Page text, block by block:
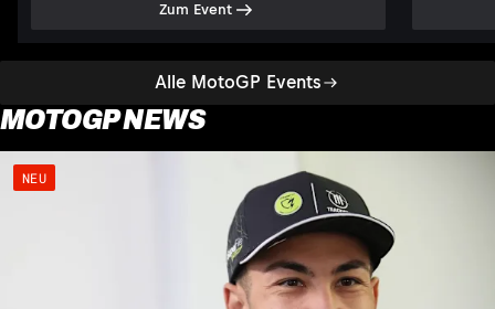
Alle MotoGP Events
Zum Event
MOTOGP NEWS
NEU